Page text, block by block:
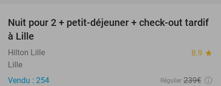
50%
Nuit pour 2 + petit-déjeuner + check-out tardif
à Lille
Hilton Lille 8.9 star
Lille
Vendu : 254
Régulier 239€